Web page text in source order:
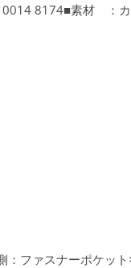
8174■素材 ：カ
ファスナーポケッ